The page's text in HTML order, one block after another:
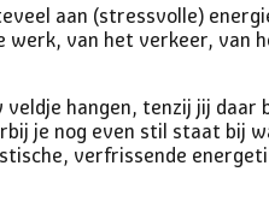
aan (stressvolle)
werk, van het verkeer, van
hangen, tenzij jij
je nog even stil staat bij
verfrissende